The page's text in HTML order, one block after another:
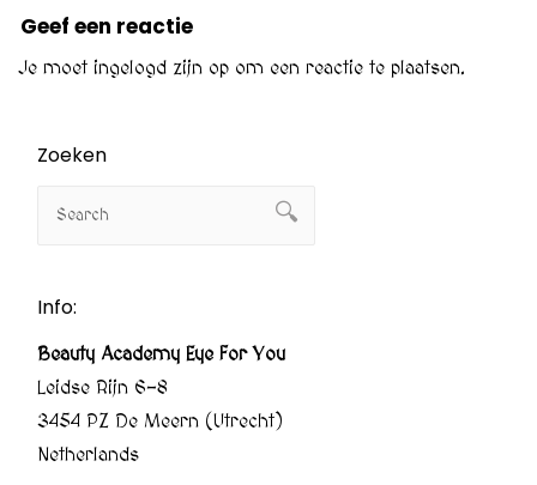
Geef een reactie
Je moet ingelogd zijn op om een reactie te plaatsen.
Zoeken
Info:
Beauty Academy Eye For You
Leidse Rijn 6-8
3454 PZ De Meern (Utrecht)
Netherlands